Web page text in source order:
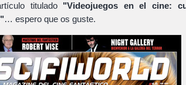
titulado "Videojuegos en el cine:
… espero que os guste.